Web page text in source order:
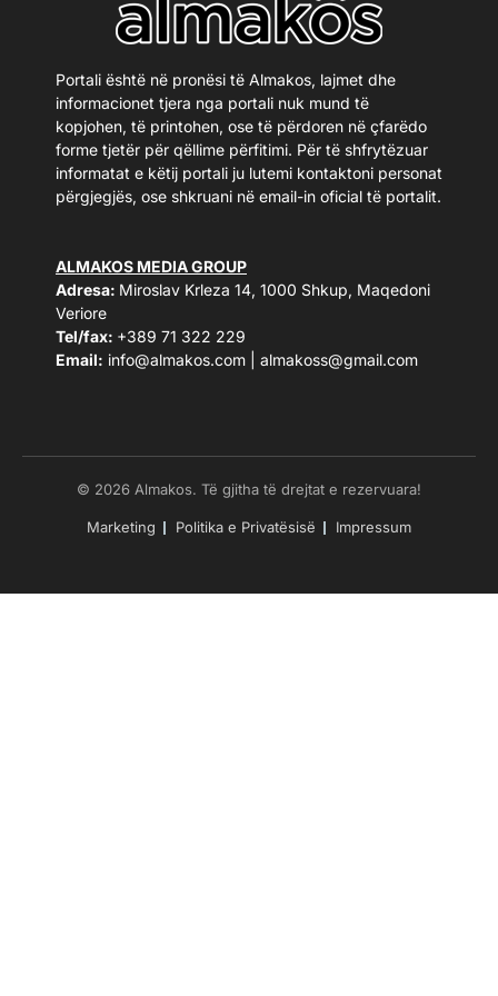
Portali është në pronësi të Almakos, lajmet dhe
informacionet tjera nga portali nuk mund të
kopjohen, të printohen, ose të përdoren në çfarëdo
forme tjetër për qëllime përfitimi. Për të shfrytëzuar
informatat e këtij portali ju lutemi kontaktoni personat
përgjegjës, ose shkruani në email-in oficial të portalit.
ALMAKOS MEDIA GROUP
Adresa: Miroslav Krleza 14, 1000 Shkup, Maqedoni
Veriore
Tel/fax: +389 71 322 229
Email: info@almakos.com almakoss@gmail.com
© 2026 Almakos. Të gjitha të drejtat e rezervuara!
Marketing Politika e Privatësisë Impressum